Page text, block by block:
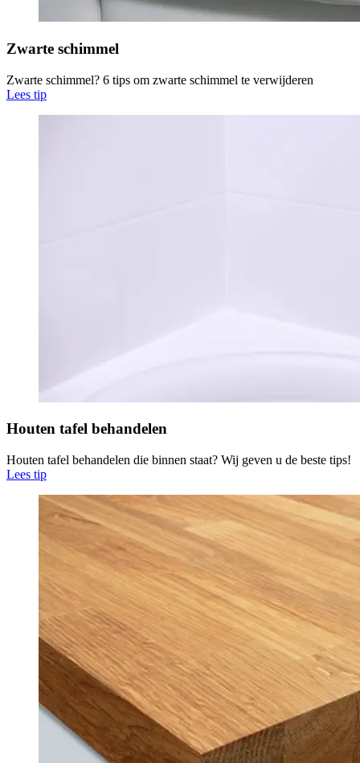
Zwarte schimmel
Zwarte schimmel? 6 tips om zwarte schimmel te verwijderen
Lees tip
Houten tafel behandelen
Houten tafel behandelen die binnen staat? Wij geven u de beste tips!
Lees tip